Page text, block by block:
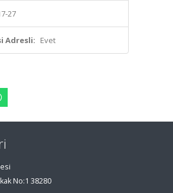
27
Adresli: Evet
No:1 38280